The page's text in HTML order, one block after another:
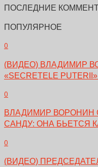
ПОСЛЕДНИЕ
ПОПУЛЯРНОЕ
0
(ВИДЕО) ВЛАДИМИР
«SECRETELE
0
ВЛАДИМИР ВОРОНИН
САНДУ: ОНА БЬЕТСЯ
0
(ВИДЕО)